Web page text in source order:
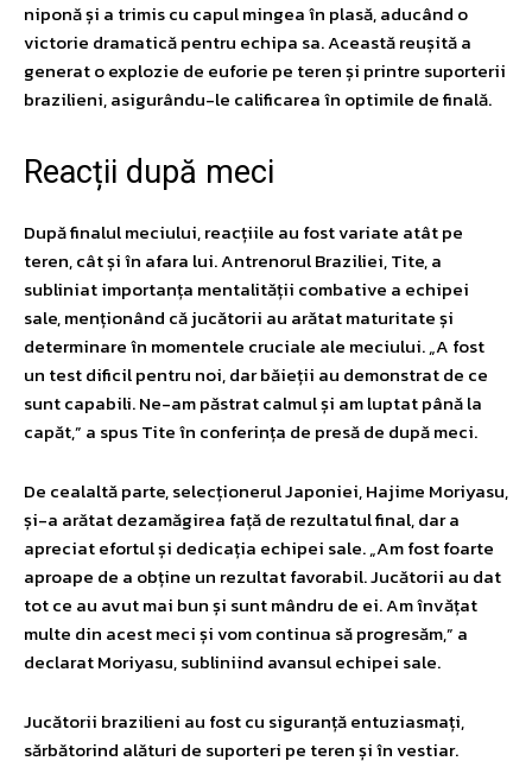
niponă și a trimis cu capul mingea în plasă, aducând o
victorie dramatică pentru echipa sa. Această reușită a
generat o explozie de euforie pe teren și printre suporterii
brazilieni, asigurându-le calificarea în optimile de finală.
Reacții după meci
După finalul meciului, reacțiile au fost variate atât pe
teren, cât și în afara lui. Antrenorul Braziliei, Tite, a
subliniat importanța mentalității combative a echipei
sale, menționând că jucătorii au arătat maturitate și
determinare în momentele cruciale ale meciului. „A fost
un test dificil pentru noi, dar băieții au demonstrat de ce
sunt capabili. Ne-am păstrat calmul și am luptat până la
capăt,” a spus Tite în conferința de presă de după meci.
De cealaltă parte, selecționerul Japoniei, Hajime Moriyasu,
și-a arătat dezamăgirea față de rezultatul final, dar a
apreciat efortul și dedicația echipei sale. „Am fost foarte
aproape de a obține un rezultat favorabil. Jucătorii au dat
tot ce au avut mai bun și sunt mândru de ei. Am învățat
multe din acest meci și vom continua să progresăm,” a
declarat Moriyasu, subliniind avansul echipei sale.
Jucătorii brazilieni au fost cu siguranță entuziasmați,
sărbătorind alături de suporteri pe teren și în vestiar.